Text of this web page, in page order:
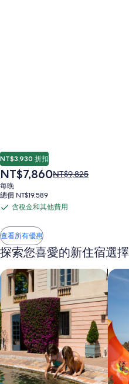
地
玩
樂
和
假
期
NT$3,930 折扣
現
在
價
格
NT$7,860
NT$7,860原
NT$9,825，
準
房
價
的
更
多
資
訊。
NT$9,825
每晚
總價 NT$19,589
含
稅
金
和
他
用
含稅金和其他費用
查看所有優惠
探索您喜愛的新住宿選擇
搜尋親子住宿 搜尋